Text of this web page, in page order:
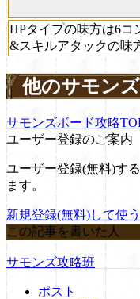
HPタイプの味方は6コ
&スキルアタックの味
他のサモン
サモンズボード攻略
ユーザー登録のご案内
ユーザー登録(無料)す
ます。
新規登録(無料)して使う
この記事を書いた人
サモンズ攻略班
ポスト